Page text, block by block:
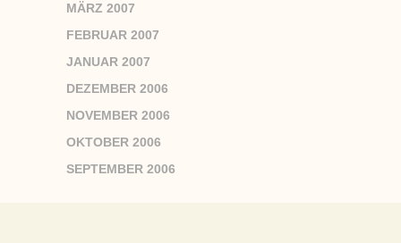
MÄRZ 2007
FEBRUAR 2007
JANUAR 2007
DEZEMBER 2006
NOVEMBER 2006
OKTOBER 2006
SEPTEMBER 2006